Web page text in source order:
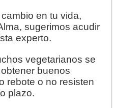
en tu vida,
sugerimos acudir
experto.
vegetarianos se
buenos
rebote o no resisten
plazo.